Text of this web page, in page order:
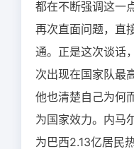
都在不断强调这一
再次直面问题，直
通。正是这次谈话
次出现在国家队最
他也清楚自己为何
为国家效力。内马
为巴西2.13亿居民